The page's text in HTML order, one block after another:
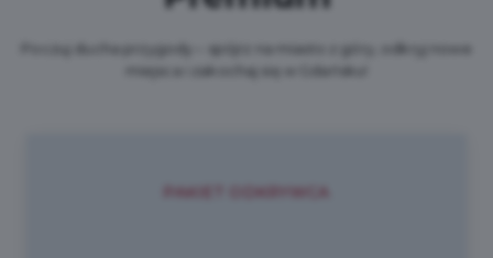
Poczuj ducha przygody – spójrz na miasto z góry, odkryj nowe
miejsca i zakochaj się w Gdańsku!